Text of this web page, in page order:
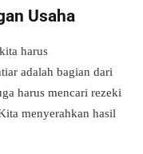
Usaha
harus
adalah bagian dari
harus mencari rezeki
menyerahkan hasil